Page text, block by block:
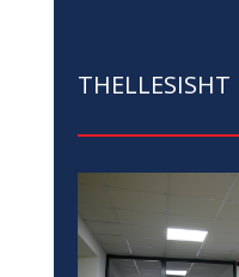
THELLESISHT